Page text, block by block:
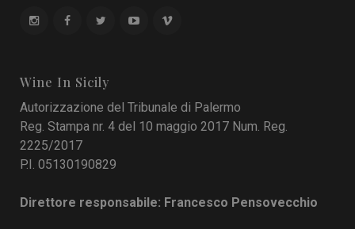
Wine In Sicily
Autorizzazione del Tribunale di Palermo
Reg. Stampa nr. 4 del 10 maggio 2017 Num. Reg.
2225/2017
P.I. 05130190829
Direttore responsabile: Francesco Pensovecchio